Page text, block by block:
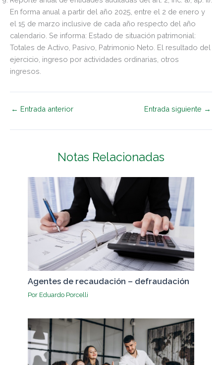
En forma anual a partir del año 2025, entre el 2 de enero y
el 15 de marzo inclusive de cada año respecto del año
calendario. Se informa: Estado de situación patrimonial:
Totales de Activo, Pasivo, Patrimonio Neto. El resultado del
ejercicio, ingreso por actividades ordinarias, otros
ingresos.
← Entrada anterior Entrada siguiente →
Notas Relacionadas
Agentes de recaudación – defraudación
Por Eduardo Porcelli